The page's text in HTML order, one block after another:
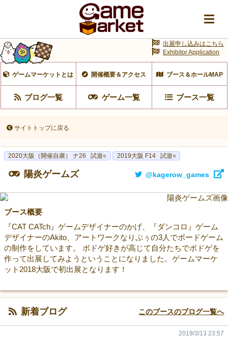
ゲームマーケットとは 開催概要＆アクセス ブース＆ホールMAP
ブログ一覧 ゲーム一覧 ブース一覧
出展申し込みはこちら
Exhibitor Application
サイトトップに戻る
2020大阪（開催自粛） ナ26 試遊○ 2019大阪 F14 試遊○
陽炎ゲームズ @kagerow_games
ブース概要
『CAT CATch』ゲームデザイナーのかげ、『ダンコロ』ゲーム
デザイナーのAkito、アートワークなりぷぅの3人でボードゲーム
の制作をしています。 ボドゲ好きが高じて自分たちでボドゲを
作って出展してみようということになりました。ゲームマーケ
ット2018大阪で初出展となります！
新着ブログ このブースのブログ一覧へ
2019/3/13 23:57